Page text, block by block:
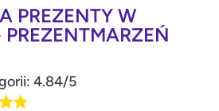
PREZENTY W
4.84/5